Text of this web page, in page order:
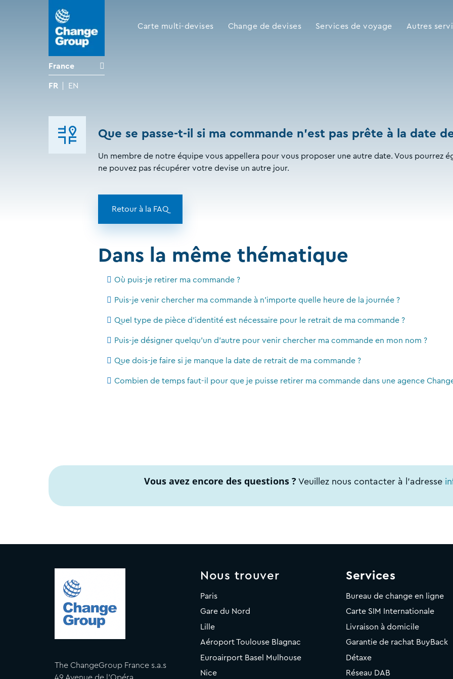
France
FR EN
Carte multi-devises Change de devises Services de voyage Autres
Que se passe-t-il si ma commande n'est pas prête à la date
Un membre de notre équipe vous appellera pour vous proposer une autre date. Vous pourrez
ne pouvez pas récupérer votre devise un autre jour.
Retour à la FAQ
Dans la même thématique
Où puis-je retirer ma commande ?
Puis-je venir chercher ma commande à n'importe quelle heure de la journée ?
Quel type de pièce d'identité est nécessaire pour le retrait de ma commande ?
Puis-je désigner quelqu'un d'autre pour venir chercher ma commande en mon nom ?
Que dois-je faire si je manque la date de retrait de ma commande ?
Combien de temps faut-il pour que je puisse retirer ma commande dans une agence
Vous avez encore des questions ? Veuillez nous contacter à l'adresse
The ChangeGroup France s.a.s
Nous trouver
Paris
Gare du Nord
Lille
Aéroport Toulouse Blagnac
Euroairport Basel Mulhouse
Nice
Services
Bureau de change en ligne
Carte SIM Internationale
Livraison à domicile
Garantie de rachat BuyBack
Détaxe
Réseau DAB